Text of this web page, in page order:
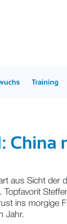
Training
China
aus Sicht der
Topfavorit
ins morgige
Jahr.